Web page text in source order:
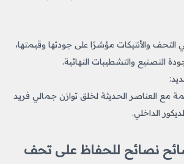
التحف والأنتيكات مؤشرًا على جودتها وقيمتها،
التصنيع والتشطيبات النهائية.
مع العناصر الحديثة لخلق توازن جمالي فريد
الداخلي.
نصائح للحفاظ على تحف